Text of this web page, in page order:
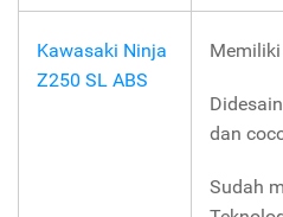
Kawasaki Ninja
Z250 SL ABS
Memiliki
dan
Sudah